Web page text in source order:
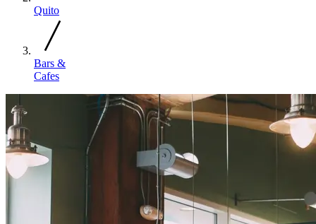
Quito
Bars &
Cafes